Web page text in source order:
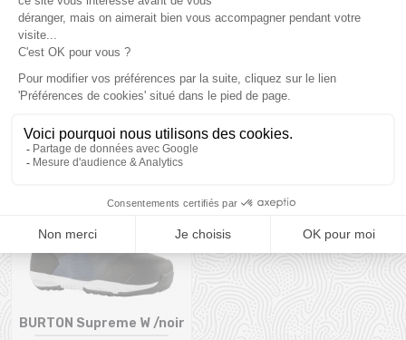
comprises.
Produits complémentaires
PROMO
23 %
BURTON Supreme W /noir